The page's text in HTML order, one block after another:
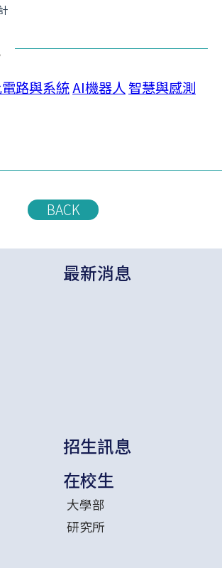
路與系統AI機器人 智慧與感測
BACK
最新消息
招生訊息
在校生
大學部
研究所